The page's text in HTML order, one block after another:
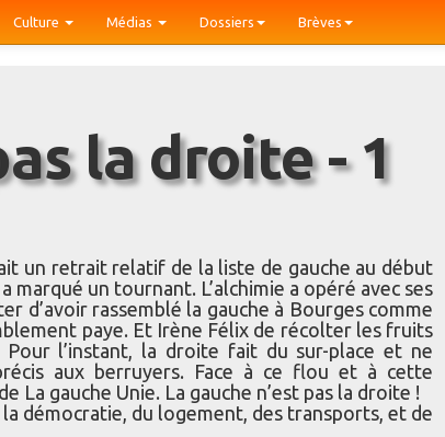
Culture Médias Dossiers Brèves
la droite - 1
un retrait relatif de la liste de gauche au début
marqué un tournant. L’alchimie a opéré avec ses
d’avoir rassemblé la gauche à Bourges comme
paye. Et Irène Félix de récolter les fruits
l’instant, la droite fait du sur-place et ne
aux berruyers. Face à ce flou et à cette
gauche Unie. La gauche n’est pas la droite !
démocratie, du logement, des transports, et de